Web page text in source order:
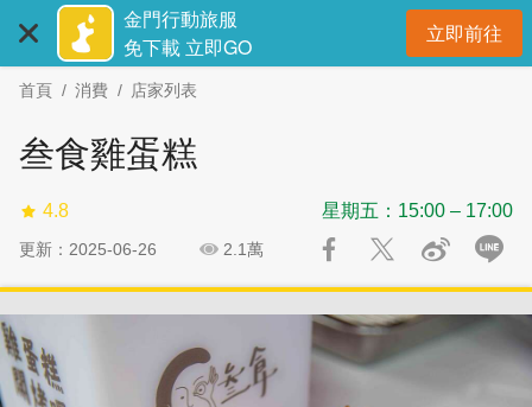
主
金門行動旅服
免下載 立即GO
立即前往開
首頁 消費 店家列表
叁食雞蛋糕
4.8 星期五：15:00 – 17:00
更新：2025-06-26 2.1萬
社